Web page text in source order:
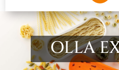
OLLA